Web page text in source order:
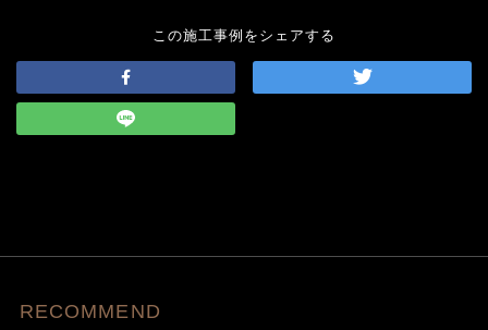
この施工事例をシェアする
RECOMMEND